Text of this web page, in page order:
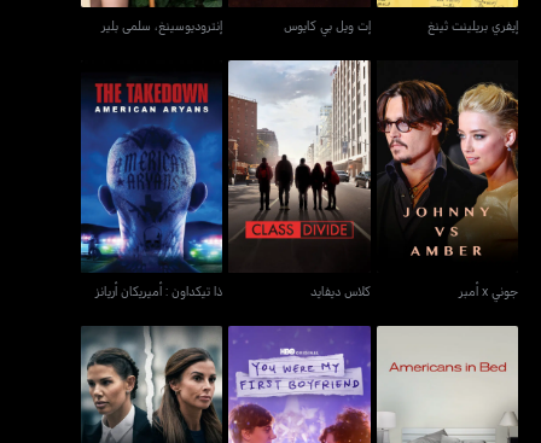
إيفري بريلينت ثينغ إت ويل بي كايوس إنتروديوسينغ، سلمى بلير
جوني x أمبر
جوني x أمبر
كلاس ديفايد
كلاس ديفايد
ذا تيكداون : أميريكان أريانز
ذا تيكداون : أميريكان أريانز
أميريكانز إن بيد يو وير ماي فيرست بويفريند
فيندي X روني: ذا واغاثا